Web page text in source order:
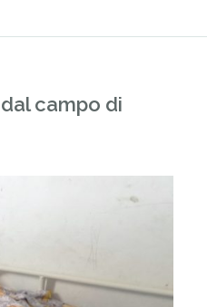
campo di